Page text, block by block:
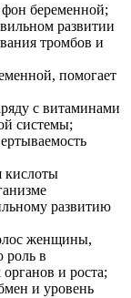
беременной;
развитии
тромбов и
помогает
с витаминами
системы;
кислоты
развитию
женщины,
в
и роста;
и уровень